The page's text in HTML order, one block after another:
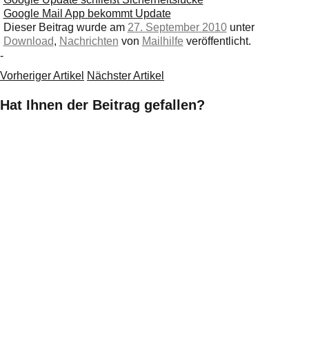
Google Mail App bekommt Update
Dieser Beitrag wurde am 27. September 2010unter
Download, Nachrichten von Mailhilfe veröffentlicht.
-
Vorheriger Artikel Nächster Artikel
Hat Ihnen der Beitrag gefallen?